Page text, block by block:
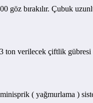
göz bırakılır. Çubuk
ton verilecek çiftlik gübresi
( yağmurlama )